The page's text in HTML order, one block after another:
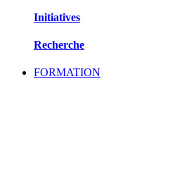
Initiatives
Recherche
FORMATION